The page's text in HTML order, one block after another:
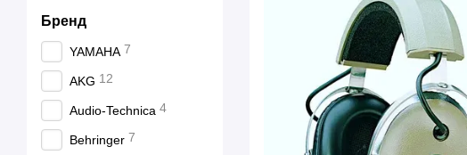
Бренд
YAMAHA 7
AKG 12
Audio-Technica 4
Behringer 7